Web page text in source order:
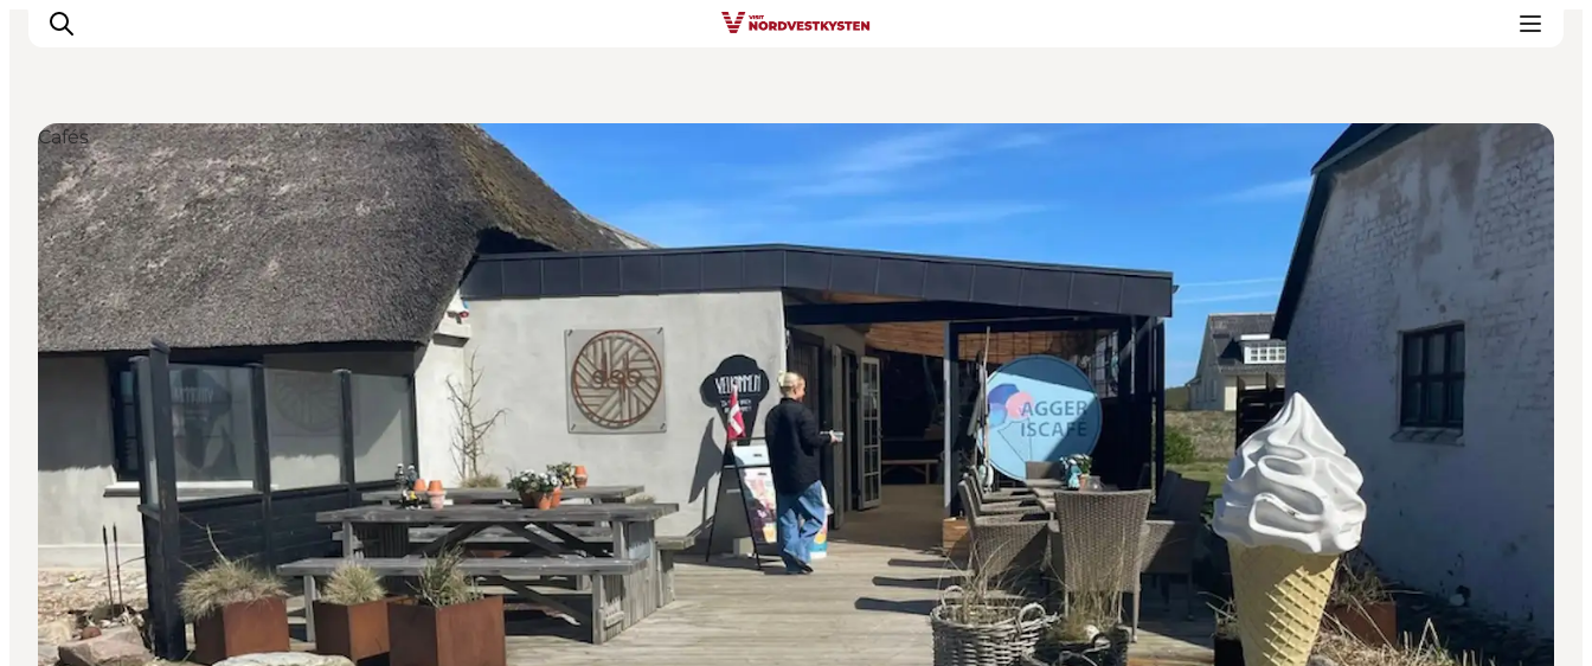
Urlaubsorte
Inspiration
Events
Unterkunft
Mach deine Urlaubsplanung
Cafés